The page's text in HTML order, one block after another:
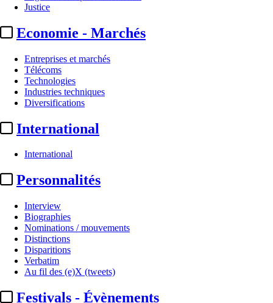
Justice
Economie - Marchés
Entreprises et marchés
Télécoms
Technologies
Industries techniques
Diversifications
International
International
Personnalités
Interview
Biographies
Nominations / mouvements
Distinctions
Disparitions
Verbatim
Au fil des (e)X (tweets)
Festivals - Évènements